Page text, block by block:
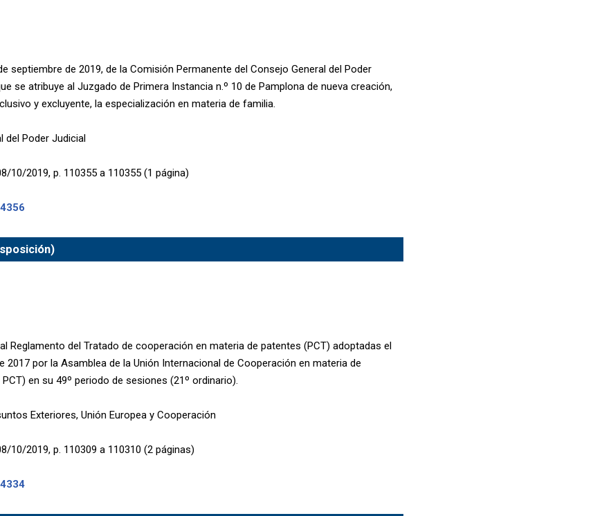
septiembre de 2019, de la Comisión Permanente del Consejo General del Poder
se atribuye al Juzgado de Primera Instancia n.º 10 de Pamplona de nueva creación,
y excluyente, la especialización en materia de familia.
del Poder Judicial
10/2019, p. 110355 a 110355 (1 página)
Reglamento del Tratado de cooperación en materia de patentes (PCT) adoptadas el
2017 por la Asamblea de la Unión Internacional de Cooperación en materia de
en su 49º periodo de sesiones (21º ordinario).
Exteriores, Unión Europea y Cooperación
10/2019, p. 110309 a 110310 (2 páginas)